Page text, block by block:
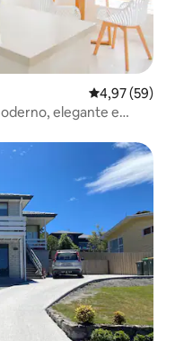
4,97 de uma
4,97 (59)
elegante e